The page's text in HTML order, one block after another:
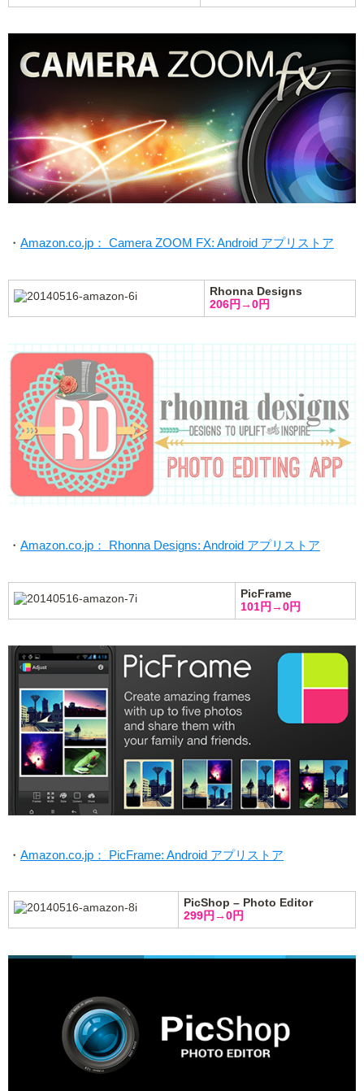
・ Amazon.co.jp： Camera ZOOM FX: Android アプリストア
Rhonna Designs
206円→0円
・ Amazon.co.jp： Rhonna Designs: Android アプリストア
PicFrame
101円→0円
・ Amazon.co.jp： PicFrame: Android アプリストア
PicShop – Photo Editor
299円→0円